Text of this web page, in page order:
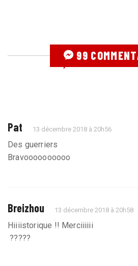
99
Pat 13 décembre 2018 à 20h56
Des guerriers
Bravoooooooooo
Breizhou 13 décembre 2018 à 20h58
Hiiiistorique !! Merciiiiii
?????